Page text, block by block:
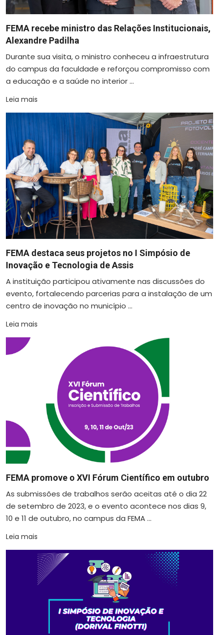
FEMA recebe ministro das Relações Institucionais,
Alexandre Padilha
Durante sua visita, o ministro conheceu a infraestrutura
do campus da faculdade e reforçou compromisso com
a educação e a saúde no interior ...
Leia mais
FEMA destaca seus projetos no I Simpósio de
Inovação e Tecnologia de Assis
A instituição participou ativamente nas discussões do
evento, fortalecendo parcerias para a instalação de um
centro de inovação no município ...
Leia mais
FEMA promove o XVI Fórum Científico em outubro
As submissões de trabalhos serão aceitas até o dia 22
de setembro de 2023, e o evento acontece nos dias 9,
10 e 11 de outubro, no campus da FEMA ...
Leia mais